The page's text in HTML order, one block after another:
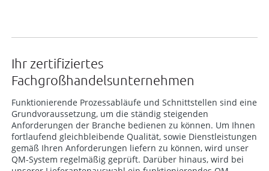
Ihr zertifiziertes
Fachgroßhandelsunternehmen
Funktionierende Prozessabläufe und Schnittstellen sind eine
Grundvoraussetzung, um die ständig steigenden
Anforderungen der Branche bedienen zu können. Um Ihnen
fortlaufend gleichbleibende Qualität, sowie Dienstleistungen
gemäß Ihren Anforderungen liefern zu können, wird unser
QM-System regelmäßig geprüft. Darüber hinaus, wird bei